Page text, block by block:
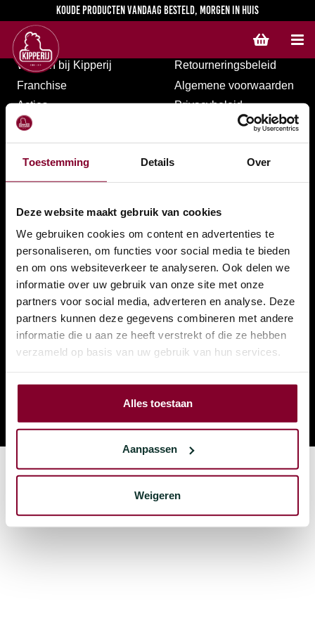
Toestemming Details Over
Deze website maakt gebruik van cookies
We gebruiken cookies om content en advertenties te
personaliseren, om functies voor social media te bieden
en om ons websiteverkeer te analyseren. Ook delen we
informatie over uw gebruik van onze site met onze
partners voor social media, adverteren en analyse. Deze
partners kunnen deze gegevens combineren met andere
informatie die u aan ze heeft verstrekt of die ze hebben
verzameld op basis van uw gebruik van hun services.
Alles toestaan
Aanpassen
Weigeren
Koude producten vandaag besteld, morgen in huis
Winkels
Werken bij Kipperij
Franchise
Acties
Veelgestelde vragen
Retourneringsbeleid
Algemene voorwaarden
Privacybeleid
Cookie statement